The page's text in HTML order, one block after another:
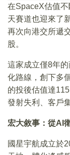
在SpaceX估值
天賽道也迎來了
再次向港交所遞
股。
這家成立僅8年
化路線，創下多
的投後估值達
發射失利、客戶
宏大敘事：從AI
國星宇航成立於